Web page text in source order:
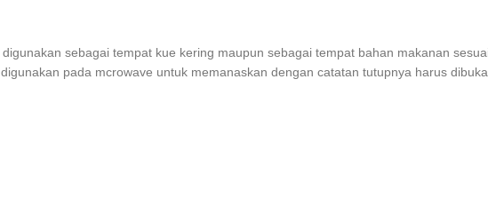
sebagai tempat kue kering maupun sebagai tempat bahan makanan
pada mcrowave untuk memanaskan dengan catatan tutupnya harus dibuka.